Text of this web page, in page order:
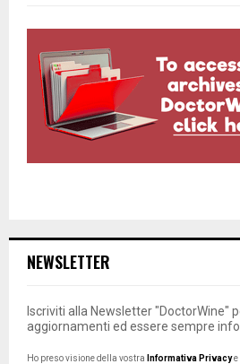
NEWSLETTER
Iscriviti alla Newsletter "DoctorWine"
aggiornamenti ed essere sempre
Ho preso visione della vostra Informativa Privacye